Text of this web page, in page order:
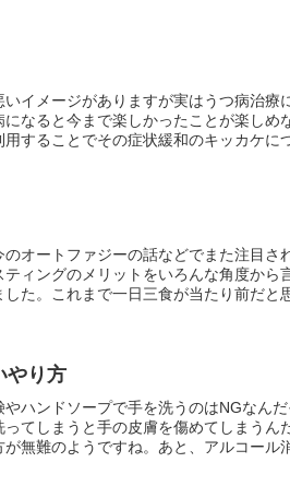
イメージがありますが実はうつ病治療
なると今まで楽しかったことが楽しめ
することでその症状緩和のキッカケに
オートファジーの話などでまた注目さ
ィングのメリットをいろんな角度から
た。これまで一日三食が当たり前だと
やり方
ハンドソープで手を洗うのはNGなん
てしまうと手の皮膚を傷めてしまうん
無難のようですね。あと、アルコール